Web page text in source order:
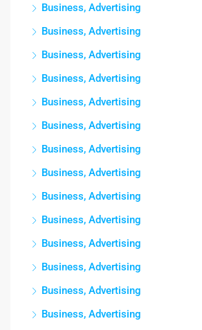
Business, Advertising
Business, Advertising
Business, Advertising
Business, Advertising
Business, Advertising
Business, Advertising
Business, Advertising
Business, Advertising
Business, Advertising
Business, Advertising
Business, Advertising
Business, Advertising
Business, Advertising
Business, Advertising